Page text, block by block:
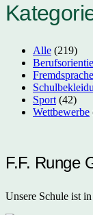
Alle (219)
Sport (42)
Wettbewerbe
F.F. Runge
Unsere Schule ist